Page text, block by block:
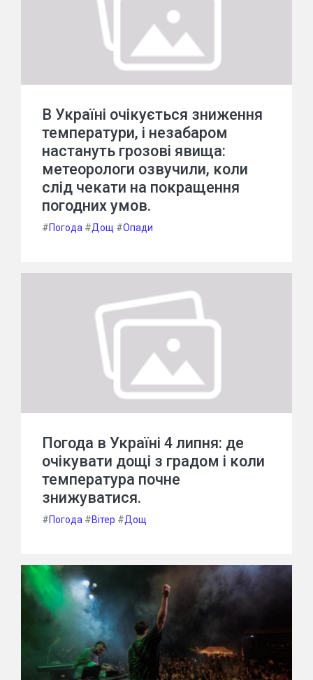
В Україні очікується зниження
температури, і незабаром
настануть грозові явища:
метеорологи озвучили, коли
слід чекати на покращення
погодних умов.
#Погода #Дощ #Опади
Погода в Україні 4 липня: де
очікувати дощі з градом і коли
температура почне
знижуватися.
#Погода #Вітер #Дощ